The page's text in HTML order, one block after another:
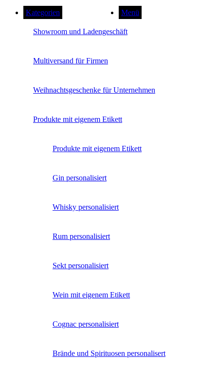
Menü
Kategorien
Showroom und Ladengeschäft
Multiversand für Firmen
Weihnachtsgeschenke für Unternehmen
Produkte mit eigenem Etikett
Produkte mit eigenem Etikett
Gin personalisiert
Whisky personalisiert
Rum personalisiert
Sekt personalisiert
Wein mit eigenem Etikett
Cognac personalisiert
Brände und Spirituosen personalisert